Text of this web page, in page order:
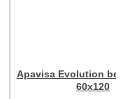
Apavisa Evolution
60x120